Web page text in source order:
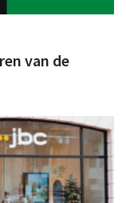
van de